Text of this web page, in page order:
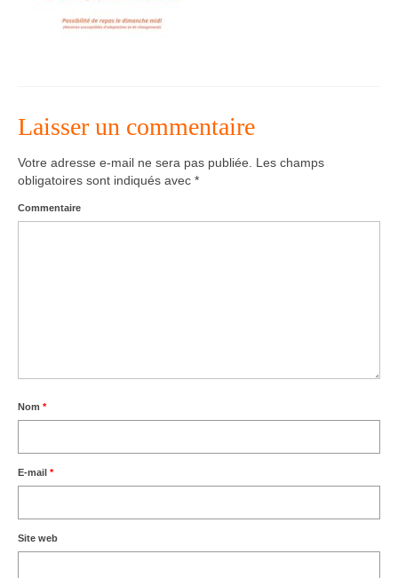
Agenda – Inscription
Liens
Laisser un commentaire
Votre adresse e-mail ne sera pas publiée.
Les champs
obligatoires sont indiqués avec *
Commentaire
Nom *
E-mail *
Site web